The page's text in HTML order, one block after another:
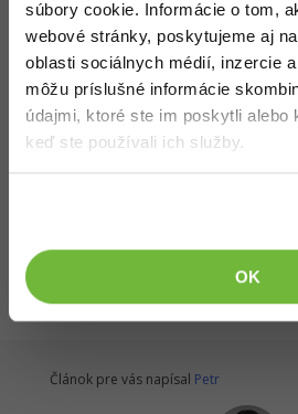
súbory cookie. Informácie o tom,
webové stránky, poskytujeme aj
oblasti sociálnych médií, inzercie
môžu príslušné informácie
údajmi, ktoré ste im poskytli alebo
keď ste používali ich služby.
OK
SEO -30%
UX
Business
-30%
Google Dokumenty
Fórum
Adobe Illustrator
Adobe Lightroom -30%
Adobe XD -15%
-25%
Médiá
Kariéra
Predchádzajúci článok
Dokončenie AJAX tooltip v
Všetky články v
Článok pre vás napísal Petr